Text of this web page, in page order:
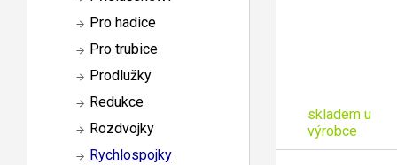
Pro hadice
Pro trubice
Prodlužky
Redukce
Rozdvojky
Rychlospojky
skladem u
výrobce